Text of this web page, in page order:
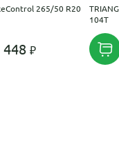
265/50 R20
448
104T